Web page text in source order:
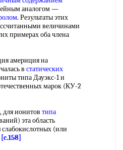
аналогом —
. Результаты этих
величинами
примерах оба члена
америция на
в статических
типа Дауэкс-1 и
марок (КУ-2
ионитов типа
эта область
(или
[c.158]